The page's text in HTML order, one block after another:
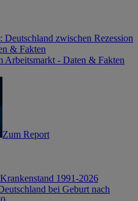
Deutschland zwischen Rezession
& Fakten
Arbeitsmarkt - Daten & Fakten
Zum Report
1991-2026
bei Geburt nach